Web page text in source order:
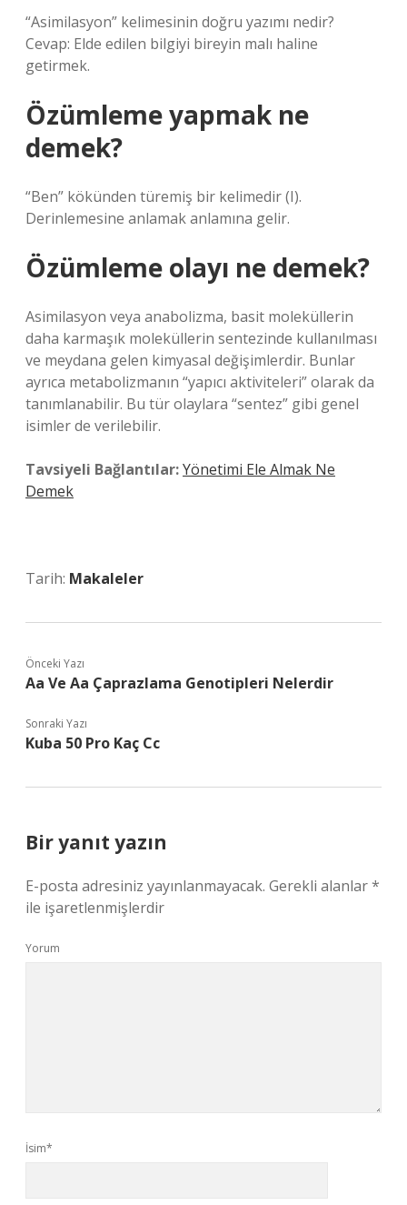
“Asimilasyon” kelimesinin doğru yazımı nedir?
Cevap: Elde edilen bilgiyi bireyin malı haline
getirmek.
Özümleme yapmak ne
demek?
“Ben” kökünden türemiş bir kelimedir (I).
Derinlemesine anlamak anlamına gelir.
Özümleme olayı ne demek?
Asimilasyon veya anabolizma, basit moleküllerin
daha karmaşık moleküllerin sentezinde kullanılması
ve meydana gelen kimyasal değişimlerdir. Bunlar
ayrıca metabolizmanın “yapıcı aktiviteleri” olarak da
tanımlanabilir. Bu tür olaylara “sentez” gibi genel
isimler de verilebilir.
Tavsiyeli Bağlantılar:Yönetimi Ele Almak Ne
Demek
Tarih: Makaleler
Önceki Yazı
Aa Ve Aa Çaprazlama Genotipleri Nelerdir
Sonraki Yazı
Kuba 50 Pro Kaç Cc
Bir yanıt yazın
E-posta adresiniz yayınlanmayacak. Gerekli alanlar*
ile işaretlenmişlerdir
Yorum
İsim*